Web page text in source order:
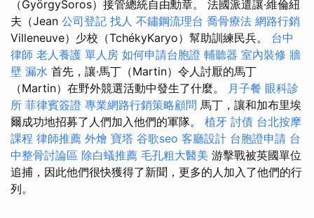
（GyörgySoros）接管總統自由勳章。 法國派遣讓·維倫紐
夫（Jean 公司登記 找人 不鏽鋼流理台 喬骨療法 網路行銷
Villeneuve）少校（TchékyKaryo）幫助訓練民兵。 台中
律師 老人養護 單人房 如何申請台胞證 輔聽器 室內裝修 牆
壁 漏水 首先，讓·馬丁（Martin）令人討厭的馬丁
（Martin）在野外競選活動中發生了什麼。 月子餐 眼科診
所 菲律賓簽證 專業網路行銷策略顧問 馬丁，讓和加布里埃
爾成功地招募了人們加入他們的軍隊。 植牙 討債 台北按摩
課程 律師推薦 外燴 寶塔 谷歌seo 客廳設計 台胞證申請 台
中整骨討論區 除白蟻推薦 毛孔粗大醫美 游擊戰被英國單位
追捕，因此他們很快獲得了新聞，更多的人加入了他們的行
列。